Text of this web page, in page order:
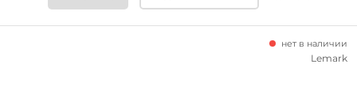
нет в наличии
Lemark